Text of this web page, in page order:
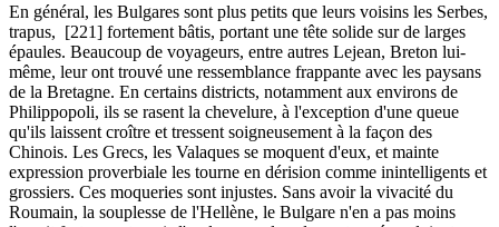
En général, les Bulgares sont plus petits que leurs voisins les Serbes,
trapus, [221] fortement bâtis, portant une tête solide sur de larges
épaules. Beaucoup de voyageurs, entre autres Lejean, Breton lui-
même, leur ont trouvé une ressemblance frappante avec les paysans
de la Bretagne. En certains districts, notamment aux environs de
Philippopoli, ils se rasent la chevelure, à l'exception d'une queue
qu'ils laissent croître et tressent soigneusement à la façon des
Chinois. Les Grecs, les Valaques se moquent d'eux, et mainte
expression proverbiale les tourne en dérision comme inintelligents et
grossiers. Ces moqueries sont injustes. Sans avoir la vivacité du
Roumain, la souplesse de l'Hellène, le Bulgare n'en a pas moins